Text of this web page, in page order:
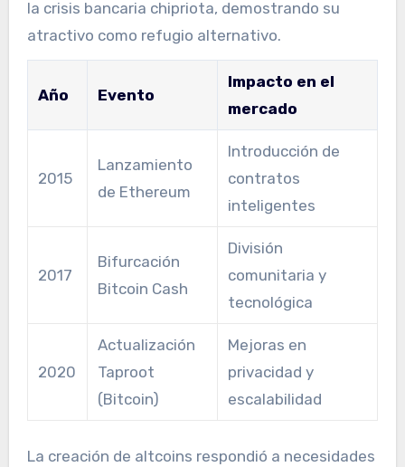
la crisis bancaria chipriota, demostrando su
atractivo como refugio alternativo.
Año Evento
Impacto en el
mercado
2015
Lanzamiento
de Ethereum
Introducción de
contratos
inteligentes
2017
Bifurcación
Bitcoin Cash
División
comunitaria y
tecnológica
2020
Actualización
Taproot
(Bitcoin)
Mejoras en
privacidad y
escalabilidad
La creación de altcoins respondió a necesidades